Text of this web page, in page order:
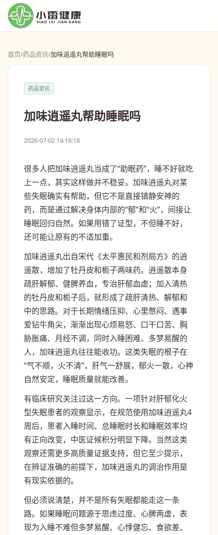
首页/药品资讯/加味逍遥丸帮助睡眠吗
药品资讯
加味逍遥丸帮助睡眠吗
2026-07-02 14:16:18
很多人把加味逍遥丸当成了“助眠药”，睡不好就吃
上一点，其实这样做并不稳妥。加味逍遥丸对某
些失眠确实有帮助，但它不是直接镇静安神的
药，而是通过解决身体内部的“郁”和“火”，间接让
睡眠回归自然。如果用错了证型，不但睡不好，
还可能让原有的不适加重。
加味逍遥丸出自宋代《太平惠民和剂局方》的逍
遥散，增加了牡丹皮和栀子两味药。逍遥散本身
疏肝解郁、健脾养血，专治肝郁血虚；加入清热
的牡丹皮和栀子后，就形成了疏肝清热、解郁和
中的思路。对于长期情绪压抑、心里憋闷、遇事
爱钻牛角尖，渐渐出现心烦易怒、口干口苦、胸
胁胀痛、月经不调，同时入睡困难、多梦易醒的
人，加味逍遥丸往往能收功。这类失眠的根子在
“气不顺，火不清”，肝气一舒展，郁火一散，心神
自然安定，睡眠质量就能改善。
有临床研究关注过这一方向。一项针对肝郁化火
型失眠患者的观察显示，在规范使用加味逍遥丸4
周后，患者入睡时间、总睡眠时长和睡眠效率均
有正向改变，中医证候积分明显下降。当然这类
观察还需更多高质量证据支持，但它至少提示，
在辨证准确的前提下，加味逍遥丸的调治作用是
有现实依据的。
但必须说清楚，并不是所有失眠都能走这一条
路。如果睡眠问题源于思虑过度、心脾两虚，表
现为入睡不难但多梦易醒、心悸健忘、食欲差、